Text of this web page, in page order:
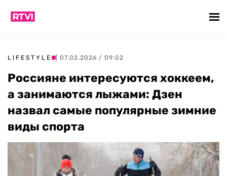
LIFESTYLE | 07.02.2026 / 09:02
Россияне интересуются хоккеем,
а занимаются лыжами: Дзен
назвал самые популярные зимние
виды спорта